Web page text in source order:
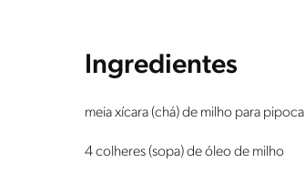
Ingredientes
meia xícara (chá) de milho para pipoca
4 colheres (sopa) de óleo de milho